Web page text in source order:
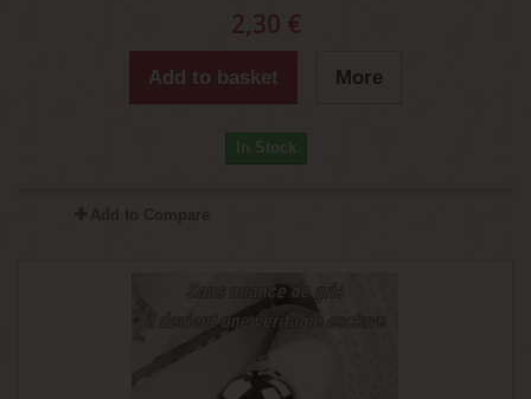
2,30 €
Add to basket More
In Stock